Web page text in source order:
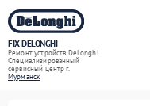
FIX-DELONGHI
Ремонт устройств DeLonghi
Специализированный
cервисный центр г.
Мурманск